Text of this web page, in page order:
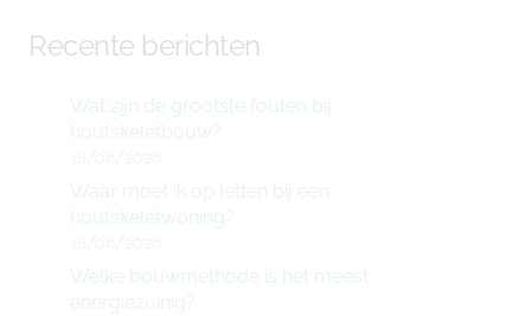
Recente berichten
Wat zijn de grootste fouten bij
houtskeletbouw?
Waar moet ik op letten bij een
houtskeletwoning?
Welke bouwmethode is het meest
energiezuinig?